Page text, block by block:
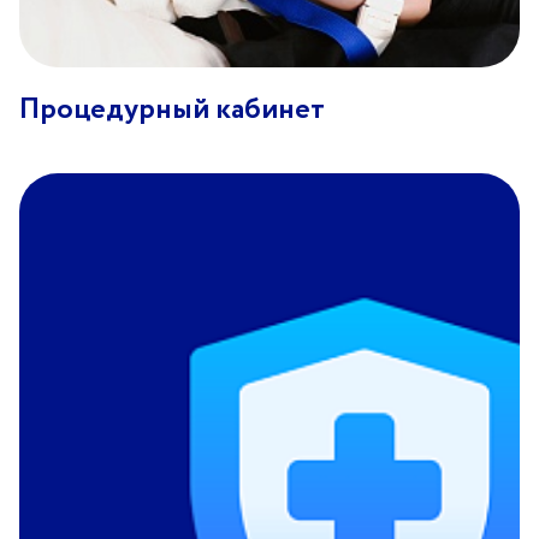
Филиал Центра здоровья НЛМК в
Старом Осколе
Адрес
Дневной стационар: пн-пт 08.00–20.00, сб-вс 08.00–
Забор анализов: 08.00–12.00 включая сб и вс.
Кабинет температурящих пациентов: пн-пт 08.00–
Процедурный кабинет